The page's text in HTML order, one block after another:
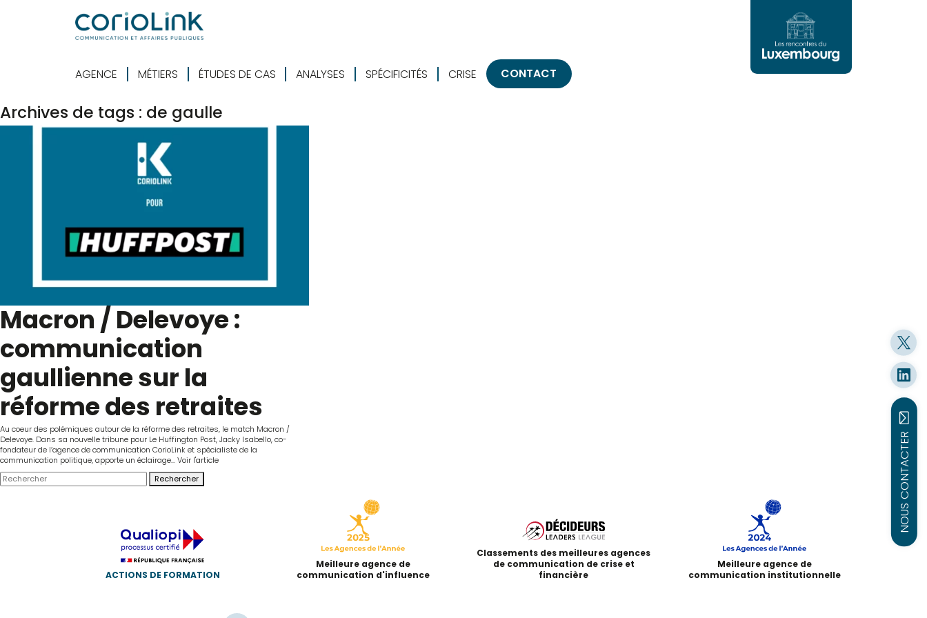
AGENCE MÉTIERS ÉTUDES DE CAS ANALYSES SPÉCIFICITÉS CRISE CONTACT
NOUS CONTACTER
Archives de tags : de gaulle
Macron / Delevoye :
communication
gaullienne sur la
réforme des retraites
Au coeur des polémiques autour de la réforme des retraites, le match Macron /
Delevoye. Dans sa nouvelle tribune pour Le Huffington Post, Jacky Isabello, co-
fondateur de l’agence de communication CorioLink et spécialiste de la
communication politique, apporte un éclairage...Voir l'article
Rechercher
ACTIONS DE FORMATION
Meilleure agence de
communication d'influence
Classements des meilleures agences
de communication de crise et
financière
Meilleure agence de
communication institutionnelle